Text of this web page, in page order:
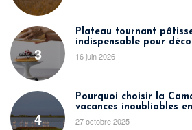
3
Plateau tournant
indispensable pour
16 juin 2026
4
Pourquoi choisir la
vacances inoubliables
27 octobre 2025